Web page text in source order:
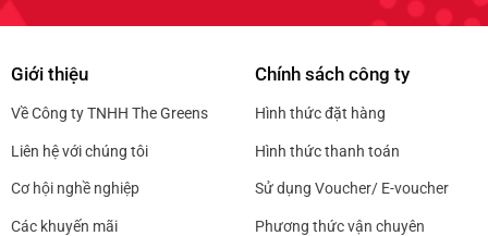
Giới thiệu
Về Công ty TNHH The Greens
Liên hệ với chúng tôi
Cơ hội nghề nghiệp
Các khuyến mãi
Chính sách công ty
Hình thức đặt hàng
Hình thức thanh toán
Sử dụng Voucher/ E-voucher
Phương thức vận chuyên